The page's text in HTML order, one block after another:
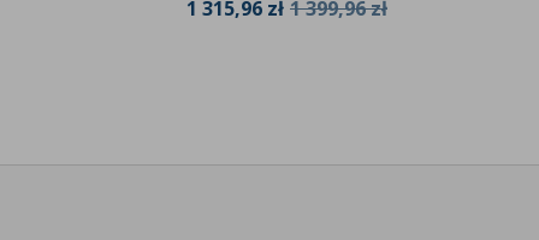
1 315,96 zł 1 399,96 zł